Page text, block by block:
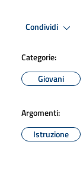
Condividi
Categorie:
Giovani
Argomenti:
Istruzione